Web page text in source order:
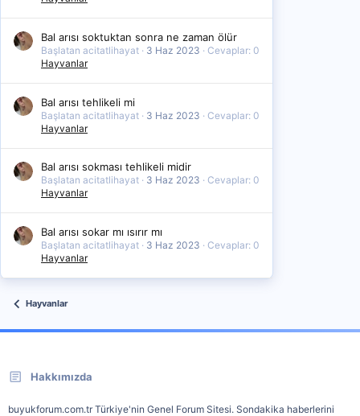
Bal arısı soktuktan sonra ne zaman ölür
Başlatan acitatlihayat 3 Haz 2023
Cevaplar: 0
Hayvanlar
Bal arısı tehlikeli mi
Başlatan acitatlihayat 3 Haz 2023
Cevaplar: 0
Hayvanlar
Bal arısı sokması tehlikeli midir
Başlatan acitatlihayat 3 Haz 2023
Cevaplar: 0
Hayvanlar
Bal arısı sokar mı ısırır mı
Başlatan acitatlihayat 3 Haz 2023
Cevaplar: 0
Hayvanlar
Hayvanlar
Hakkımızda
buyukforum.com.tr Türkiye'nin Genel Forum Sitesi. Sondakika haberlerini